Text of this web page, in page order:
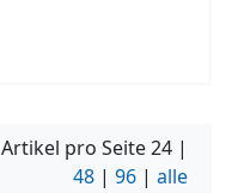
Artikel pro Seite24 |
48 | 96 | alle